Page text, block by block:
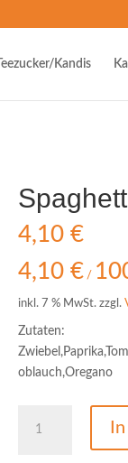
Teezucker/Kandis
4,10€
4,10€ /
inkl. 7 % MwSt. zzgl.
Zutaten:
oblauch,Oregano
Gewürzmischung